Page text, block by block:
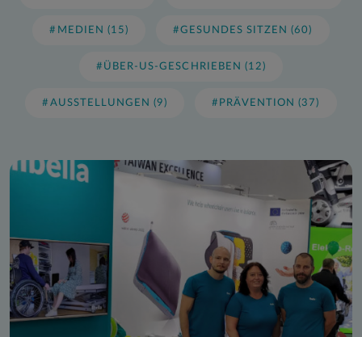
#MEDIEN (15) #GESUNDES SITZEN (60)
#ÜBER-US-GESCHRIEBEN (12)
#AUSSTELLUNGEN (9) #PRÄVENTION (37)